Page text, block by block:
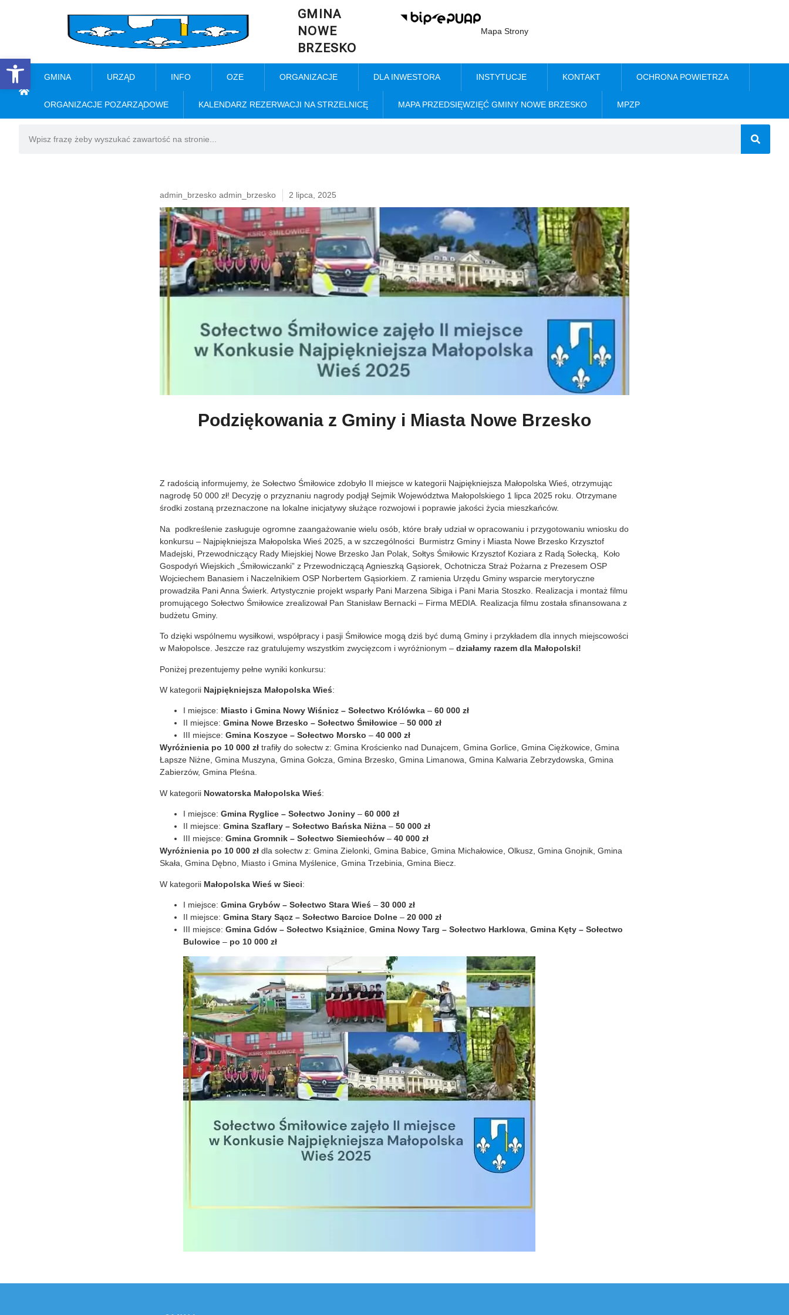
Open toolbar
GMINA
NOWE
BRZESKO
Mapa Strony
GMINA URZĄD INFO OZE ORGANIZACJE DLA INWESTORA INSTYTUCJE KONTAKT OCHRONA POWIETRZA
ORGANIZACJE POZARZĄDOWE KALENDARZ REZERWACJI NA STRZELNICĘ MAPA PRZEDSIĘWZIĘĆ GMINY NOWE BRZESKO MPZP
admin_brzesko admin_brzesko 2 lipca, 2025
Podziękowania z Gminy i Miasta Nowe Brzesko
Z radością informujemy, że Sołectwo Śmiłowice zdobyło II miejsce w kategorii Najpiękniejsza Małopolska Wieś, otrzymując
nagrodę 50 000 zł! Decyzję o przyznaniu nagrody podjął Sejmik Województwa Małopolskiego 1 lipca 2025 roku. Otrzymane
środki zostaną przeznaczone na lokalne inicjatywy służące rozwojowi i poprawie jakości życia mieszkańców.
Na podkreślenie zasługuje ogromne zaangażowanie wielu osób, które brały udział w opracowaniu i przygotowaniu wniosku do
konkursu – Najpiękniejsza Małopolska Wieś 2025, a w szczególności Burmistrz Gminy i Miasta Nowe Brzesko Krzysztof
Madejski, Przewodniczący Rady Miejskiej Nowe Brzesko Jan Polak, Sołtys Śmiłowic Krzysztof Koziara z Radą Sołecką, Koło
Gospodyń Wiejskich „Śmiłowiczanki” z Przewodniczącą Agnieszką Gąsiorek, Ochotnicza Straż Pożarna z Prezesem OSP
Wojciechem Banasiem i Naczelnikiem OSP Norbertem Gąsiorkiem. Z ramienia Urzędu Gminy wsparcie merytoryczne
prowadziła Pani Anna Świerk. Artystycznie projekt wsparły Pani Marzena Sibiga i Pani Maria Stoszko. Realizacja i montaż filmu
promującego Sołectwo Śmiłowice zrealizował Pan Stanisław Bernacki – Firma MEDIA. Realizacja filmu została sfinansowana z
budżetu Gminy.
To dzięki wspólnemu wysiłkowi, współpracy i pasji Śmiłowice mogą dziś być dumą Gminy i przykładem dla innych miejscowości
w Małopolsce. Jeszcze raz gratulujemy wszystkim zwycięzcom i wyróżnionym – działamy razem dla Małopolski!
Poniżej prezentujemy pełne wyniki konkursu:
W kategorii Najpiękniejsza Małopolska Wieś:
I miejsce: Miasto i Gmina Nowy Wiśnicz – Sołectwo Królówka – 60 000 zł
II miejsce: Gmina Nowe Brzesko – Sołectwo Śmiłowice – 50 000 zł
III miejsce: Gmina Koszyce – Sołectwo Morsko – 40 000 zł
Wyróżnienia po 10 000 zł trafiły do sołectw z: Gmina Krościenko nad Dunajcem, Gmina Gorlice, Gmina Ciężkowice, Gmina
Łapsze Niżne, Gmina Muszyna, Gmina Gołcza, Gmina Brzesko, Gmina Limanowa, Gmina Kalwaria Zebrzydowska, Gmina
Zabierzów, Gmina Pleśna.
W kategorii Nowatorska Małopolska Wieś:
I miejsce: Gmina Ryglice – Sołectwo Joniny – 60 000 zł
II miejsce: Gmina Szaflary – Sołectwo Bańska Niżna – 50 000 zł
III miejsce: Gmina Gromnik – Sołectwo Siemiechów – 40 000 zł
Wyróżnienia po 10 000 zł dla sołectw z: Gmina Zielonki, Gmina Babice, Gmina Michałowice, Olkusz, Gmina Gnojnik, Gmina
Skała, Gmina Dębno, Miasto i Gmina Myślenice, Gmina Trzebinia, Gmina Biecz.
W kategorii Małopolska Wieś w Sieci:
I miejsce: Gmina Grybów – Sołectwo Stara Wieś – 30 000 zł
II miejsce: Gmina Stary Sącz – Sołectwo Barcice Dolne – 20 000 zł
III miejsce: Gmina Gdów – Sołectwo Książnice Gmina Nowy Targ – Sołectwo Harklowa Gmina Kęty – Sołectwo
Bulowice – po 10 000 zł